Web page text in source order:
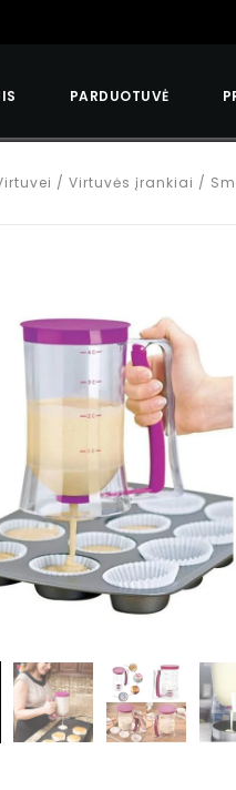
PARDUOTUVĖ
/ Virtuvės įrankiai /